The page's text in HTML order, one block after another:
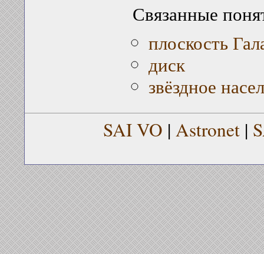
Связанные
плоскость
диск
звёздное
SAI VO | Astronet |